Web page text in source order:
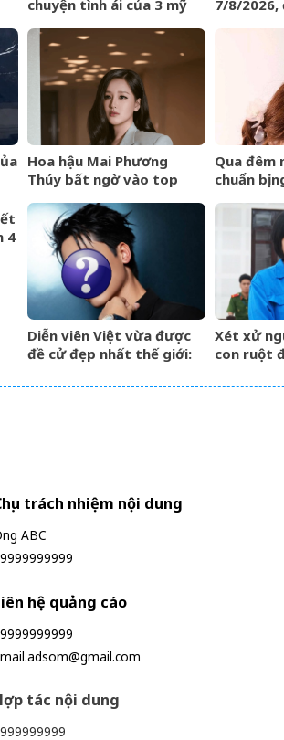
chuyện tình ái của 3 mỹ
7/8/2026,
Hoa hậu Mai Phương
Thúy bất ngờ vào top
cập tăng vọt
Qua đêm
chuẩn bị
lên
Phượng
4
Diễn viên Việt vừa được
đề cử đẹp nhất thế giới:
cưỡng, ăn tiền nhất là đôi
Xét xử
con ruột
trách nhiệm nội dung
ABC
hệ quảng cáo
tác nội dung